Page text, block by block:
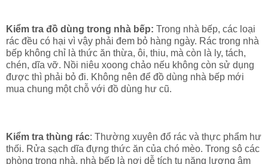
Kiểm tra đồ dùng trong nhà bếp: Trong nhà bếp, các loại
rác đều có hại vì vậy phải đem bỏ hàng ngày. Rác trong nhà
bếp không chỉ là thức ăn thừa, ôi, thiu, mà còn là ly, tách,
chén, dĩa vỡ. Nồi niêu xoong chảo nếu không còn sử dụng
được thì phải bỏ đi. Không nên để đồ dùng nhà bếp mới
mua chung một chỗ với đồ dùng hư cũ.
Kiểm tra thùng rác: Thường xuyên đổ rác và thực phẩm hư
thối. Rửa sạch dĩa đựng thức ăn của chó mèo. Trong sô các
phòng trong nhà, nhà bếp là nơi dễ tích tụ năng lượng âm